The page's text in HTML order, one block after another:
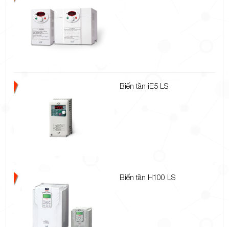
Biến tần iE5 LS
Biến tần H100 LS